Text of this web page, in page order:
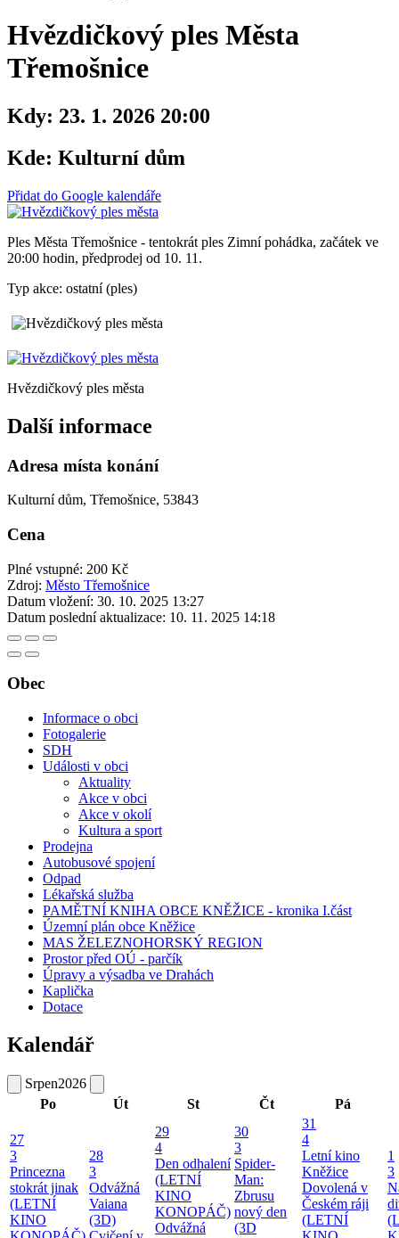
Hvězdičkový ples Města
Třemošnice
Kdy: 23. 1. 2026 20:00
Kde: Kulturní dům
Přidat do Google kalendáře
Ples Města Třemošnice - tentokrát ples Zimní pohádka, začátek ve
20:00 hodin, předprodej od 10. 11.
Typ akce: ostatní (ples)
Hvězdičkový ples města
Další informace
Adresa místa konání
Kulturní dům, Třemošnice, 53843
Cena
Plné vstupné: 200 Kč
Zdroj: Město Třemošnice
Datum vložení: 30. 10. 2025 13:27
Datum poslední aktualizace: 10. 11. 2025 14:18
Obec
Informace o obci
Fotogalerie
SDH
Události v obci
Aktuality
Akce v obci
Akce v okolí
Kultura a sport
Prodejna
Autobusové spojení
Odpad
Lékařská služba
PAMĚTNÍ KNIHA OBCE KNĚŽICE - kronika I.část
Územní plán obce Kněžice
MAS ŽELEZNOHORSKÝ REGION
Prostor před OÚ - parčík
Úpravy a výsadba ve Drahách
Kaplička
Dotace
Kalendář
Srpen2026
Po
Út St Čt Pá
27
3
Princezna
stokrát jinak
(LETNÍ
KINO
28
3
Odvážná
Vaiana
(3D)
29
4
Den odhalení
(LETNÍ
KINO
KONOPÁČ)
Odvážná
30
3
Spider-
Man:
Zbrusu
nový den
(3D
31
4
Letní kino
Kněžice
Dovolená v
Českém ráji
(LETNÍ
1
3